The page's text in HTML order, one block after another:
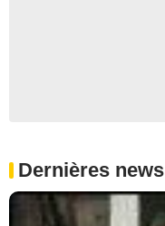
Dernières news